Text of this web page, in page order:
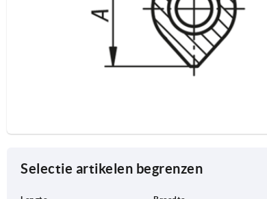
Selectie artikelen begrenzen